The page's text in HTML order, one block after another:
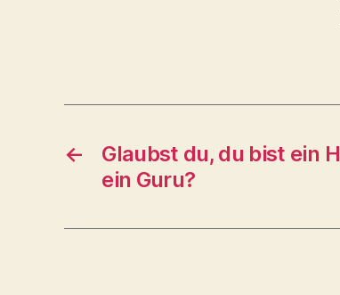
←
Glaubst du, du bist ein
ein Guru?